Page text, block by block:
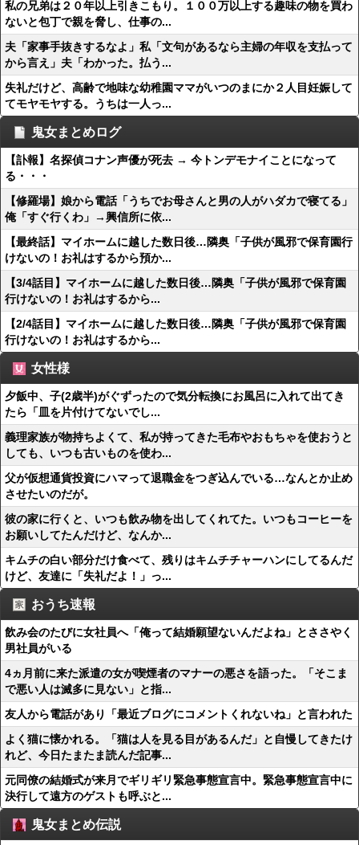
私の兄弟は２０年以上引きこもり。１００万以上する趣味の物を買わ
ないと包丁で親を脅し、仕事の...
夫「家事手抜きするなよ」私「文句があるなら主婦の年収を支払って
から言え」夫「わかった。払う...
失礼だけど、高齢で地味な幼稚園ママがいつのまにか２人目妊娠して
てモヤモヤする。うちは一人っ...
鬼女まとめログ
【訃報】名探偵コナン声優が死去 → 今トンデモナイことになって
る・・・
【修羅場】娘から電話「うちでお母さんと男の人がハダカで寝てる」
俺「すぐ行くわ」→興信所に依...
【最終話】マイホームに越した数日後…隣奥「子供が風邪で保育園行
けないの！お礼はするから預か...
【3/4話目】マイホームに越した数日後…隣奥「子供が風邪で保育園
行けないの！お礼はするから...
【2/4話目】マイホームに越した数日後…隣奥「子供が風邪で保育園
行けないの！お礼はするから...
女性様
夕飯中、子(2歳半)がぐずったので気分転換にお風呂に入れて出てき
たら「皿を片付けてないでし...
義理家族が物持ちよくて、私が持ってきた毛布やおもちゃを使おうと
しても、いつも古いものを使わ...
父が仮想通貨投資にハマって退職金をつぎ込んでいる…なんとか止め
させたいのだが。
彼の家に行くと、いつも飲み物を出してくれてた。いつもコーヒーを
お願いしてたんだけど、なんか...
キムチの白い部分だけ食べて、残りはキムチチャーハンにしてるんだ
けど、友達に「失礼だよ！」っ...
おうち速報
飲み会のたびに女社員へ「俺って結婚願望ないんだよね」とささやく
男社員がいる
4ヵ月前に来た派遣の女が喫煙者のマナーの悪さを語った。「そこま
で悪い人は滅多に見ない」と指...
友人から電話があり「最近ブログにコメントくれないね」と言われた
よく猫に懐かれる。「猫は人を見る目があるんだ」と自慢してきたけ
れど、今日たまたま読んだ記事...
元同僚の結婚式が来月でギリギリ緊急事態宣言中。緊急事態宣言中に
決行して遠方のゲストも呼ぶと...
鬼女まとめ伝説